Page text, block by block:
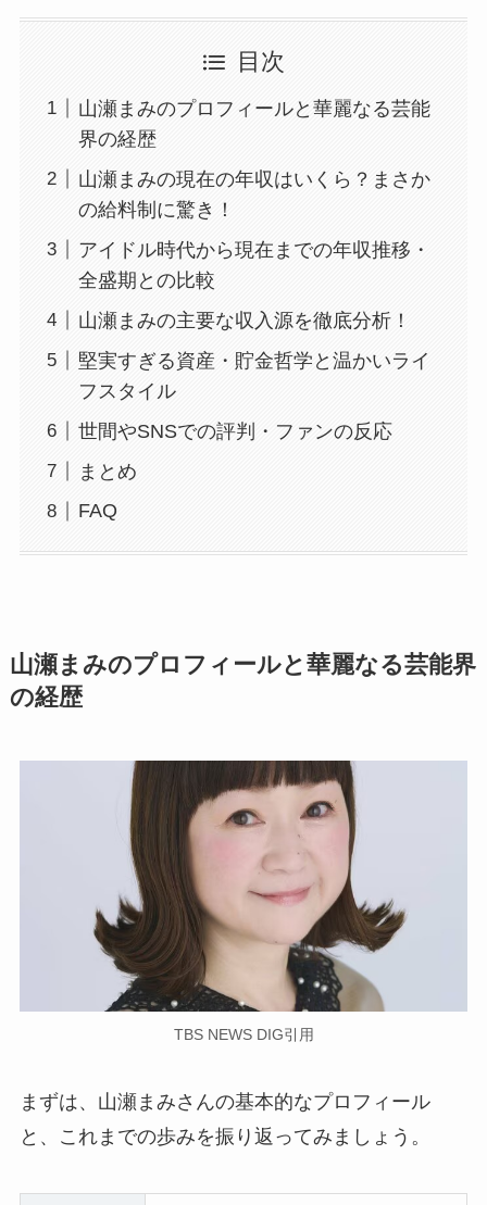
目次
山瀬まみのプロフィールと華麗なる芸能
界の経歴
山瀬まみの現在の年収はいくら？まさか
の給料制に驚き！
アイドル時代から現在までの年収推移・
全盛期との比較
山瀬まみの主要な収入源を徹底分析！
堅実すぎる資産・貯金哲学と温かいライ
フスタイル
世間やSNSでの評判・ファンの反応
まとめ
FAQ
山瀬まみのプロフィールと華麗なる芸能界
の経歴
TBS NEWS DIG引用
まずは、山瀬まみさんの基本的なプロフィール
と、これまでの歩みを振り返ってみましょう。